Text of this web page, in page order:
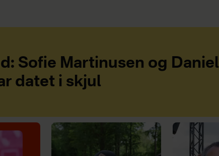
Sofie Martinusen og Daniel
datet i skjul